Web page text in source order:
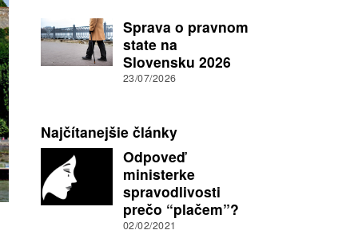
Sprava o pravnom
state na
Slovensku 2026
23/07/2026
Najčítanejšie články
Odpoveď
ministerke
spravodlivosti
prečo “plačem”?
02/02/2021